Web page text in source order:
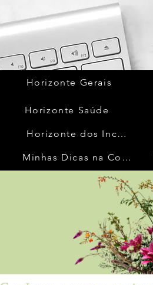
Horizonte Gerais
Horizonte Saúde
Horizonte dos Inconfidentes
Minhas Dicas na Cozinha